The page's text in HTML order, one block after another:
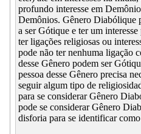
profundo interesse em
Demônios. Gênero Diabólique
a ser Gótique e ter um
ter ligações religiosas ou
pode não ter nenhuma ligação
desse Gênero podem ser
pessoa desse Gênero precisa
seguir algum tipo de
para se considerar Gênero
pode se considerar Gênero
disforia para se identificar